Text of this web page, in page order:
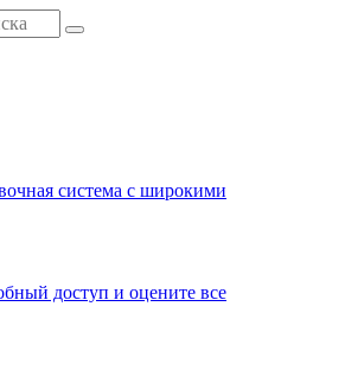
система с широкими
доступ и оцените все